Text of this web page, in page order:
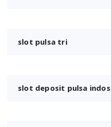
slot pulsa tri
slot deposit pulsa